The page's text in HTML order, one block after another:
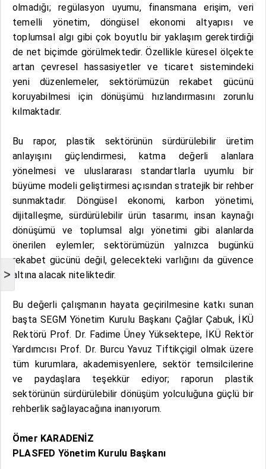
>
olmadığı; regülasyon uyumu, finansmana erişim, veri
temelli yönetim, döngüsel ekonomi altyapısı ve
toplumsal algı gibi çok boyutlu bir yaklaşım gerektirdiği
de net biçimde görülmektedir. Özellikle küresel ölçekte
artan çevresel hassasiyetler ve ticaret sistemindeki
yeni düzenlemeler, sektörümüzün rekabet gücünü
koruyabilmesi için dönüşümü hızlandırmasını zorunlu
kılmaktadır.
Bu rapor, plastik sektörünün sürdürülebilir üretim
anlayışını güçlendirmesi, katma değerli alanlara
yönelmesi ve uluslararası standartlarla uyumlu bir
büyüme modeli geliştirmesi açısından stratejik bir rehber
sunmaktadır. Döngüsel ekonomi, karbon yönetimi,
dijitalleşme, sürdürülebilir ürün tasarımı, insan kaynağı
dönüşümü ve toplumsal algı yönetimi gibi alanlarda
önerilen eylemler; sektörümüzün yalnızca bugünkü
rekabet gücünü değil, gelecekteki varlığını da güvence
altına alacak niteliktedir.
Bu değerli çalışmanın hayata geçirilmesine katkı sunan
başta SEGM Yönetim Kurulu Başkanı Çağlar Çabuk, İKÜ
Rektörü Prof. Dr. Fadime Üney Yüksektepe, İKÜ Rektör
Yardımcısı Prof. Dr. Burcu Yavuz Tiftikçigil olmak üzere
tüm kurumlara, akademisyenlere, sektör temsilcilerine
ve paydaşlara teşekkür ediyor; raporun plastik
sektörünün sürdürülebilir dönüşüm yolculuğuna güçlü bir
rehberlik sağlayacağına inanıyorum.
Ömer KARADENİZ
PLASFED Yönetim Kurulu Başkanı